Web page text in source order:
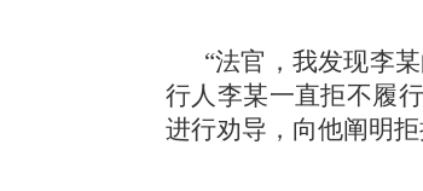
“法官，我发现李
行人李某一直拒不履
进行劝导，向他阐明